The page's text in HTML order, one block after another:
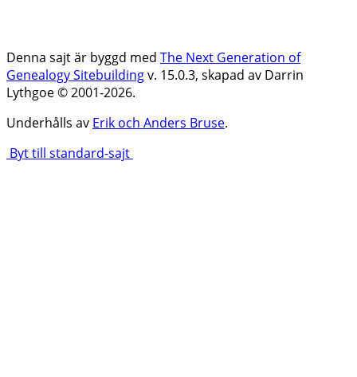
Denna sajt är byggd med The Next Generation of
Genealogy Sitebuildingv. 15.0.3, skapad av Darrin
Lythgoe © 2001-2026.
Underhålls av Erik och Anders Bruse.
Byt till standard-sajt